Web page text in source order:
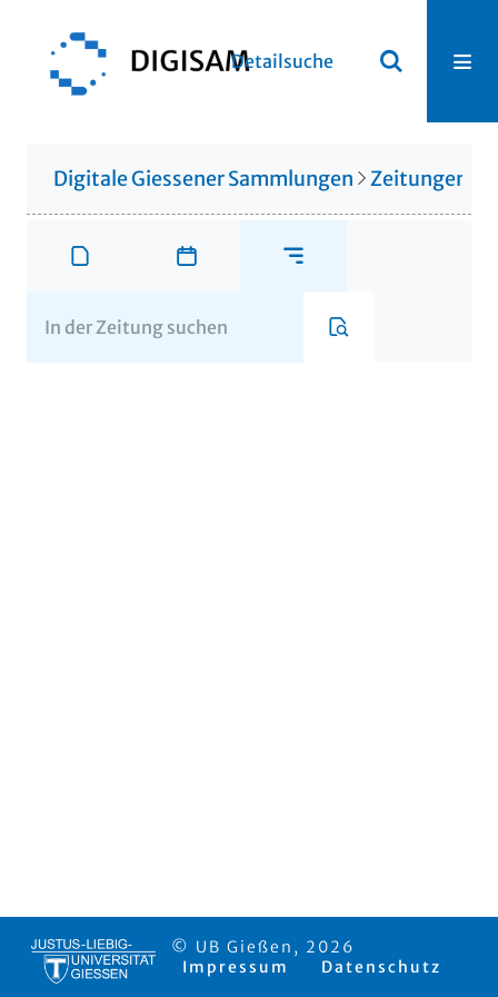
Detailsuche
Digitale Giessener Sammlungen Zeitungen
© UB Gießen, 2026
Impressum
Datenschutz